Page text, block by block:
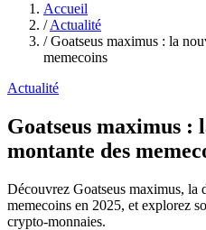
Accueil
/ Actualité
/ Goatseus maximus : la
memecoins
Actualité
Goatseus maximus :
montante des
Découvrez Goatseus maximus, la
memecoins en 2025, et explorez
crypto-monnaies.